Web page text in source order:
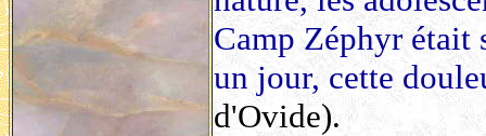
Camp Zéphyr était
un jour, cette
d'Ovide).